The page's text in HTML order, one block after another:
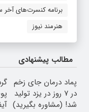
برنامه کنسرت‌های آخر
هنرمند نیوز
مطالب پیشنهادی
پماد درمان جای زخم
در ۷ روز در یزد تولید
شد! (مشاوره بگیرید)